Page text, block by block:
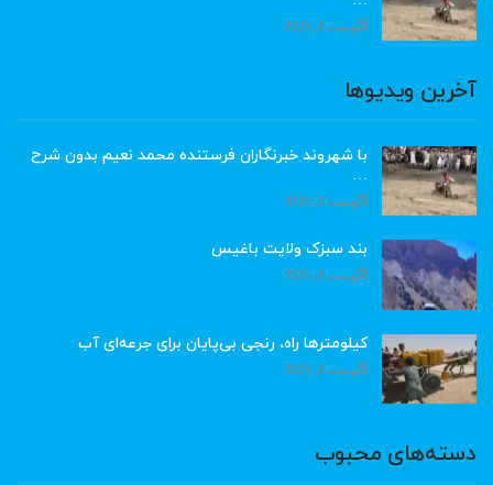
آگوست 8, 2026
آخرین ویدیوها
با شهروند خبرنگاران فرستنده محمد نعیم بدون شرح
…
آگوست 8, 2026
بند سبزک ولایت باغیس
آگوست 8, 2026
کیلومترها راه، رنجی بی‌پایان برای جرعه‌ای آب
آگوست 8, 2026
دسته‌های محبوب